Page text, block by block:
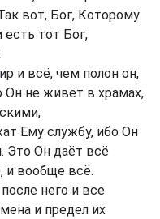
вот, Бог, Которому
есть тот Бог,
и всё, чем полон он,
Он не живёт в храмах,
Ему службу, ибо Он
Это Он даёт всё
и вообще всё.
него и все
и предел их